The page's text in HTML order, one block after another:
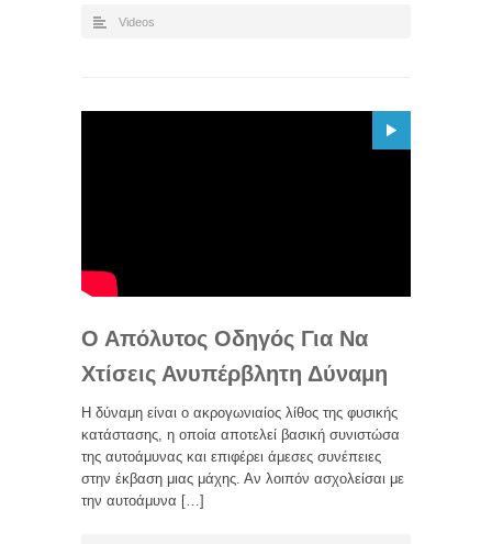
Videos
Ο Απόλυτος Οδηγός Για Να
Χτίσεις Ανυπέρβλητη Δύναμη
Η δύναμη είναι ο ακρογωνιαίος λίθος της φυσικής
κατάστασης, η οποία αποτελεί βασική συνιστώσα
της αυτοάμυνας και επιφέρει άμεσες συνέπειες
στην έκβαση μιας μάχης. Αν λοιπόν ασχολείσαι με
την αυτοάμυνα […]